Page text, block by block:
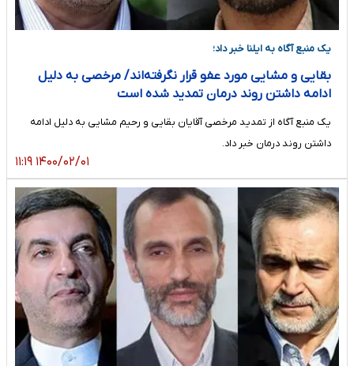
یک منبع آگاه به ایلنا خبر داد؛
بقایی و مشایی مورد عفو قرار نگرفته‌اند/ مرخصی به دلیل
ادامه داشتن روند درمان تمدید شده است
یک منبع آگاه از تمدید مرخصی آقایان بقایی و رحیم مشایی به دلیل ادامه
داشتن روند درمان خبر داد.
۱۴۰۰/۰۲/۰۱ ۱۱:۱۹